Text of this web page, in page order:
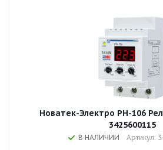
Новатек-Электро РН-106
3425600115
В НАЛИЧИИ Артикул: